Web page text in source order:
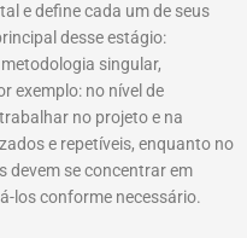
e define cada um de seus
desse estágio:
singular,
exemplo: no nível de
no projeto e na
e repetíveis, enquanto no
devem se concentrar em
los conforme necessário.